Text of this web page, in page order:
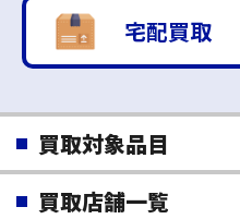
宅配買取
買取対象品目
買取店舗一覧